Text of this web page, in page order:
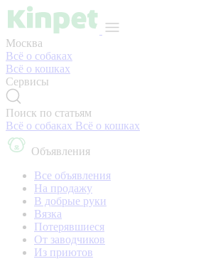
Москва
Всё о собаках
Всё о кошках
Сервисы
Поиск по статьям
Всё о собаках Всё о кошках
Объявления
Все объявления
На продажу
В добрые руки
Вязка
Потерявшиеся
От заводчиков
Из приютов